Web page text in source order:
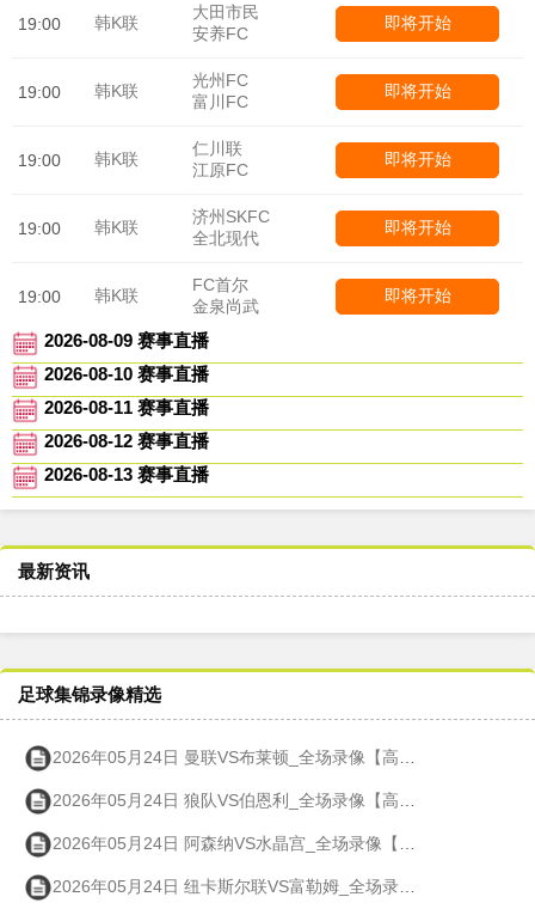
19:00 韩K联
大田市民
安养FC
即将开始
19:00 韩K联
光州FC
富川FC
即将开始
19:00 韩K联
仁川联
江原FC
即将开始
19:00 韩K联
济州SKFC
全北现代
即将开始
19:00 韩K联
FC首尔
金泉尚武
即将开始
2026-08-09 赛事直播
2026-08-10 赛事直播
2026-08-11 赛事直播
2026-08-12 赛事直播
2026-08-13 赛事直播
最新资讯
足球集锦录像精选
2026年05月24日 曼联VS布莱顿_全场录像【高清回放】
2026年05月24日 狼队VS伯恩利_全场录像【高清回放】
2026年05月24日 阿森纳VS水晶宫_全场录像【高清回放】
2026年05月24日 纽卡斯尔联VS富勒姆_全场录像【高清回放】